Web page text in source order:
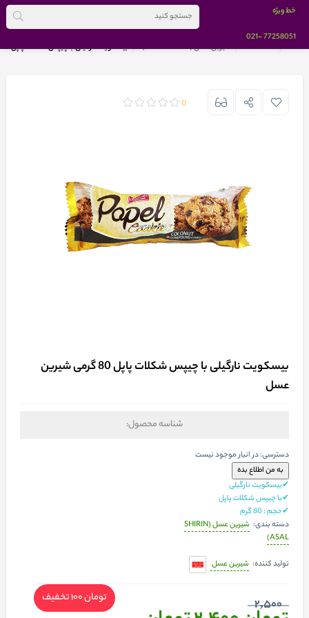
خط ویژه
77258051
-021
خانه
BRANDS شیرین عسل (SHIRIN ASAL) بیسکویت نارگیلی با چیپس شکلات پاپل 80 گرمی شیرین عسل
بیسکویت نارگیلی با چیپس شکلات پاپل 80 گرمی شیرین
عسل
شناسه محصول:
دسترسی:در انبار موجود نیست
✔بیسکویت نارگیلی
✔با چیپس شکلات پاپل
✔حجم : 80 گرم
دسته بندی:
شیرین عسل (SHIRIN
ASAL)
تولید کننده: شیرین عسل
2,500 تومان 100 تخفیف
0